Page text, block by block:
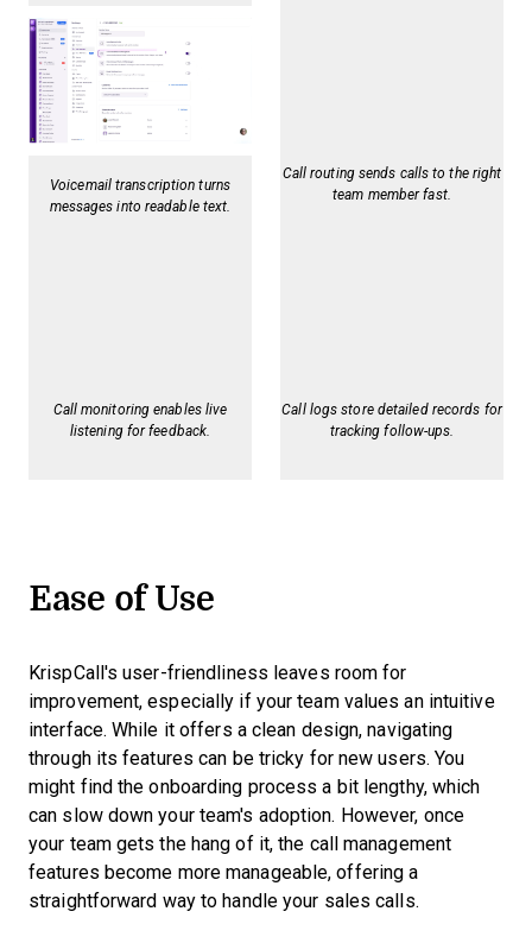
Voicemail transcription turns
messages into readable text.
Call routing sends calls to the right
team member fast.
Call monitoring enables live
listening for feedback.
Call logs store detailed records for
tracking follow-ups.
Ease of Use
KrispCall's user-friendliness leaves room for
improvement, especially if your team values an intuitive
interface. While it offers a clean design, navigating
through its features can be tricky for new users. You
might find the onboarding process a bit lengthy, which
can slow down your team's adoption. However, once
your team gets the hang of it, the call management
features become more manageable, offering a
straightforward way to handle your sales calls.